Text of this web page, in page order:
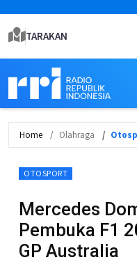
TARAKAN
Home Olahraga
OTOSPORT
Mercedes
Pembuka F1
GP Australia